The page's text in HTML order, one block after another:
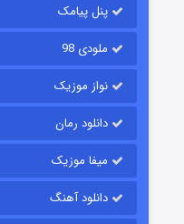
قسمت
پنل پیامک
ملودی 98
نواز موزیک
دانلود رمان
میفا موزیک
دانلود آهنگ